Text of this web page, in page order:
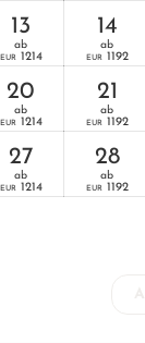
13
ab
EUR 1214
14
ab
EUR 1192
20
ab
EUR 1214
21
ab
EUR 1192
27
ab
EUR 1214
28
ab
EUR 1192